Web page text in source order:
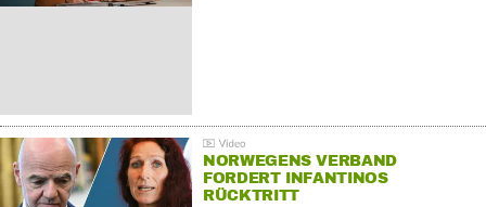
NORWEGENS VERBAND
FORDERT INFANTINOS
RÜCKTRITT